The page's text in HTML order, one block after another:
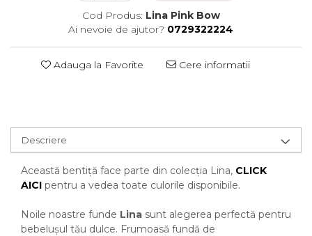
Cod Produs: Lina Pink Bow
Ai nevoie de ajutor? 0729322224
Adauga la Favorite Cere informatii
Descriere
Această bentiță face parte din colecția Lina, CLICK
AICI pentru a vedea toate culorile disponibile.
Noile noastre funde Lina sunt alegerea perfectă pentru
bebelușul tău dulce. Frumoasă fundă de